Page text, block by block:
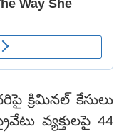
క్రిమినల్‌ కేసులు
వ్యక్తులపై 44